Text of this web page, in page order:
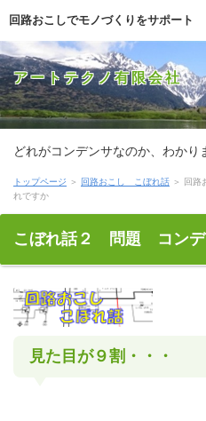
回路おこしでモノづくりをサポート
アートテクノ有限会社
どれがコンデンサなのか、わかり
トップページ ＞ 回路おこし こぼれ話 ＞ 回
れですか
こぼれ話２ 問題 コンデ
見た目が９割・・・